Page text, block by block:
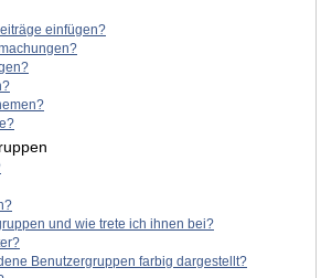
einfügen?
und wie trete ich ihnen bei?
Benutzergruppen farbig dargestellt?